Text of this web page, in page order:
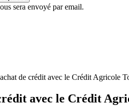
sera envoyé par email.
de crédit avec le Crédit Agricole
avec le Crédit